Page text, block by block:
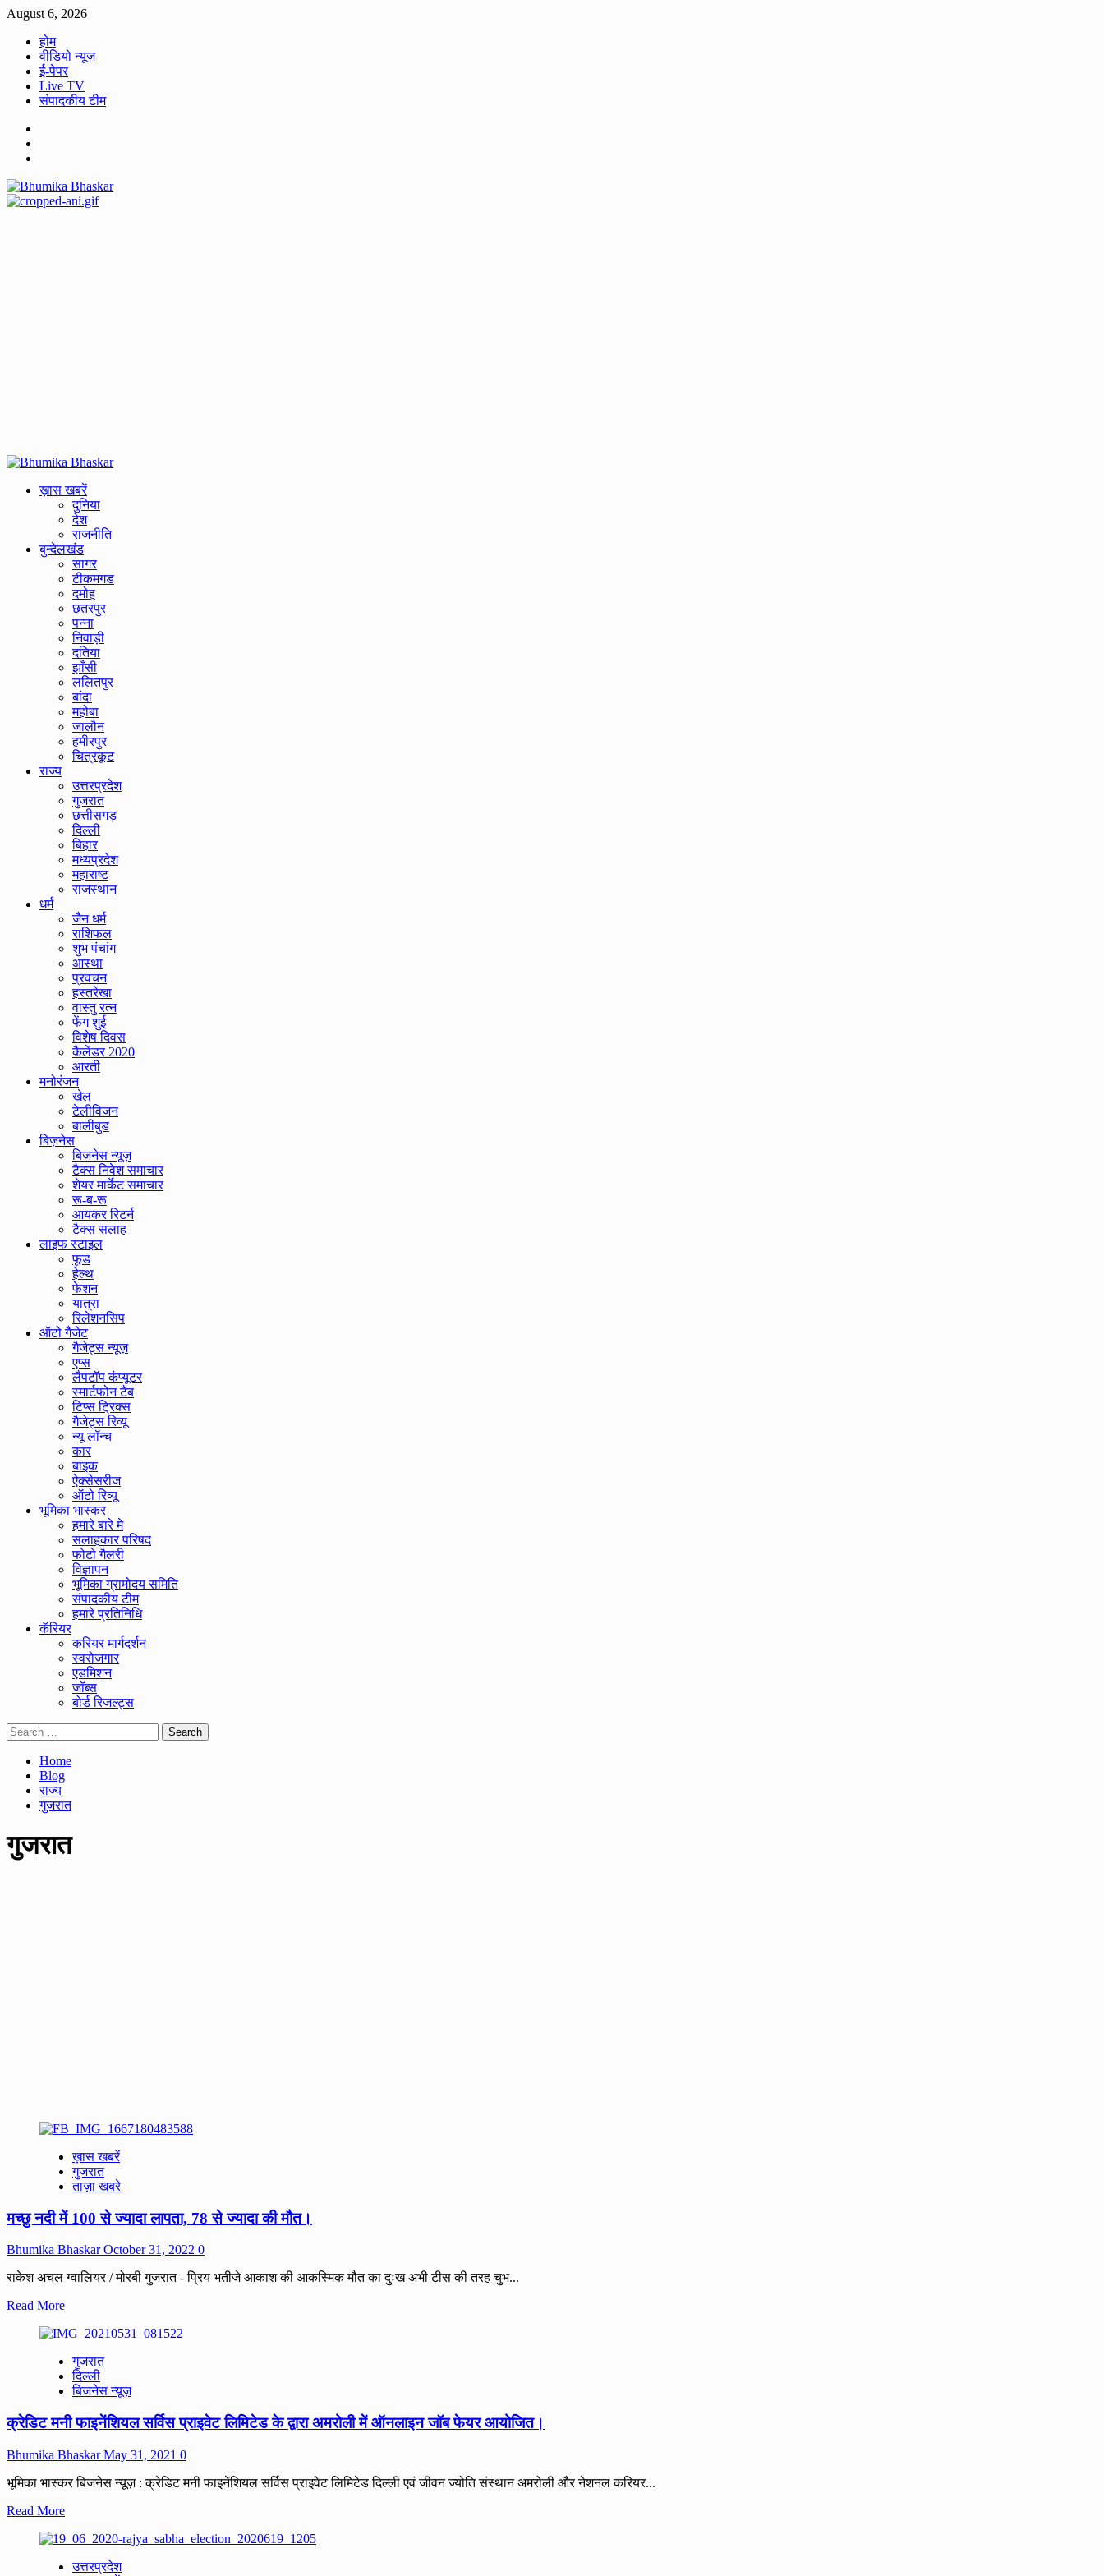
Skip
content
August 6, 2026
होम
वीडियो न्यूज
ई-पेपर
Live TV
संपादकीय टीम
Primary
ख़ास खबरें
दुनिया
देश
राजनीति
बुन्देलखंड
सागर
टीकमगड
दमोह
छतरपुर
पन्ना
निवाड़ी
दतिया
झाँसी
ललितपुर
बांदा
महोबा
जालौन
हमीरपुर
चित्रकूट
राज्य
उत्तरप्रदेश
गुजरात
छत्तीसगड़
दिल्ली
बिहार
मध्यप्रदेश
महाराष्ट
राजस्थान
धर्म
जैन धर्म
राशिफल
शुभ पंचांग
आस्था
प्रवचन
हस्तरेखा
वास्तु रत्न
फेंग शुई
विशेष दिवस
कैलेंडर 2020
आरती
मनोरंजन
खेल
टेलीविजन
बालीबुड
बिज़नेस
बिजनेस न्यूज़
टैक्स निवेश समाचार
शेयर मार्केट समाचार
रू-ब-रू
आयकर रिटर्न
टैक्स सलाह
लाइफ स्टाइल
फूड
हेल्थ
फेशन
यात्रा
रिलेशनसिप
ऑटो गैजेट
गैजेट्स न्यूज़
एप्स
लैपटॉप कंप्यूटर
स्मार्टफोन टैब
टिप्स ट्रिक्स
गैजेट्स रिव्यू
न्यू लॉन्च
कार
बाइक
ऐक्सेसरीज
ऑटो रिव्यू
भूमिका भास्कर
हमारे बारे मे
सलाहकार परिषद
फोटो गैलरी
विज्ञापन
भूमिका ग्रामोदय समिति
संपादकीय टीम
हमारे प्रतिनिधि
कॅरियर
करियर मार्गदर्शन
स्वरोजगार
एडमिशन
जॉब्स
बोर्ड रिजल्ट्स
Search
for:
Home
Blog
राज्य
गुजरात
गुजरात
ख़ास खबरें
गुजरात
ताज़ा खबरे
मच्छु नदी में 100 से ज्यादा लापता, 78 से ज्यादा की मौत।
Bhumika BhaskarOctober 31, 2022 0
राकेश अचल ग्वालियर / मोरबी गुजरात - प्रिय भतीजे आकाश की आकस्मिक मौत का दुःख अभी टीस की तरह चुभ...
Read MoreRead
about
नदी
100
ज्यादा
78
ज्यादा
मौत।
गुजरात
दिल्ली
बिजनेस न्यूज़
क्रेडिट मनी फाइनेंशियल सर्विस प्राइवेट लिमिटेड के द्वारा अमरोली में ऑनलाइन जॉब फेयर आयोजित।
Bhumika BhaskarMay 31, 2021 0
भूमिका भास्कर बिजनेस न्यूज़ : क्रेडिट मनी फाइनेंशियल सर्विस प्राइवेट लिमिटेड दिल्ली एवं जीवन ज्योति संस्थान अमरोली और नेशनल करियर...
Read MoreRead
about
मनी
उत्तरप्रदेश